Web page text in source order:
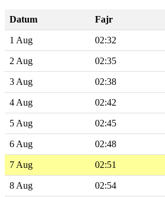
Datum Fajr
1 Aug 02:32
2 Aug 02:35
3 Aug 02:38
4 Aug 02:42
5 Aug 02:45
6 Aug 02:48
7 Aug 02:51
8 Aug 02:54